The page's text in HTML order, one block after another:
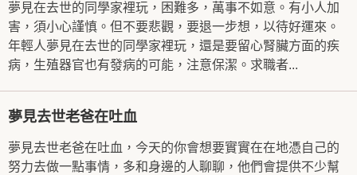
夢見在去世的同學家裡玩，困難多，萬事不如意。有小人加
害，須小心謹慎。但不要悲觀，要退一步想，以待好運來。
年輕人夢見在去世的同學家裡玩，還是要留心腎臟方面的疾
病，生殖器官也有發病的可能，注意保潔。求職者...
夢見去世老爸在吐血
夢見去世老爸在吐血，今天的你會想要實實在在地憑自己的
努力去做一點事情，多和身邊的人聊聊，他們會提供不少幫